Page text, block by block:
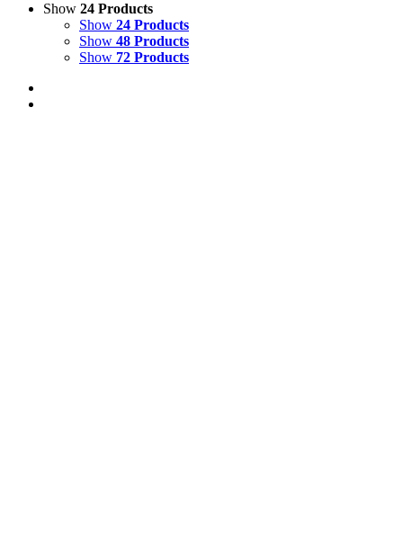
Show 24 Products
Show 24 Products
Show 48 Products
Show 72 Products